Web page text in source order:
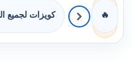
🔥 كويزات لجميع